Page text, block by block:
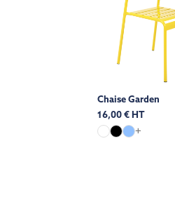
Chaise Garden
16,00 € HT
+